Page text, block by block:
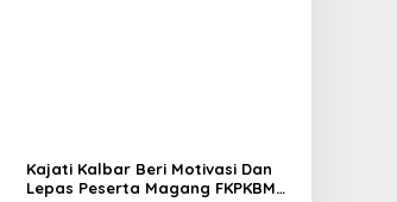
Kajati Kalbar Beri Motivasi Dan
Lepas Peserta Magang FKPKBM